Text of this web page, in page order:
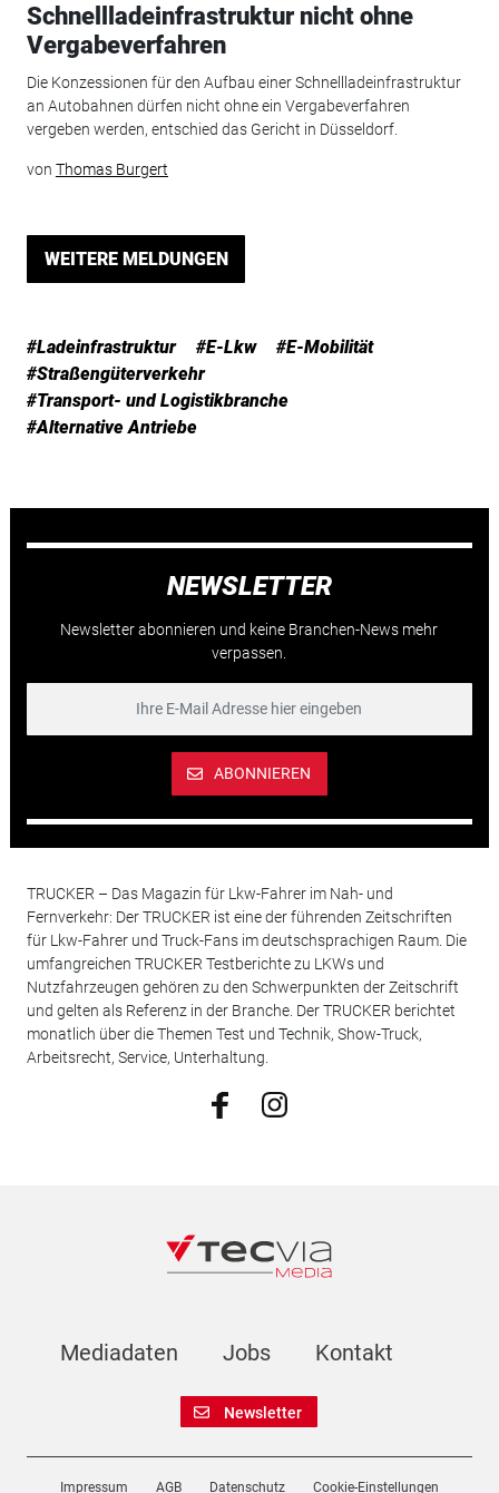
Schnellladeinfrastruktur nicht ohne
Vergabeverfahren
Die Konzessionen für den Aufbau einer Schnellladeinfrastruktur
an Autobahnen dürfen nicht ohne ein Vergabeverfahren
vergeben werden, entschied das Gericht in Düsseldorf.
von Thomas Burgert
WEITERE MELDUNGEN
#Ladeinfrastruktur #E-Lkw
#E-Mobilität
#Straßengüterverkehr
#Transport- und Logistikbranche
#Alternative Antriebe
NEWSLETTER
Newsletter abonnieren und keine Branchen-News mehr
verpassen.
ABONNIEREN
TRUCKER – Das Magazin für Lkw-Fahrer im Nah- und
Fernverkehr: Der TRUCKER ist eine der führenden Zeitschriften
für Lkw-Fahrer und Truck-Fans im deutschsprachigen Raum. Die
umfangreichen TRUCKER Testberichte zu LKWs und
Nutzfahrzeugen gehören zu den Schwerpunkten der Zeitschrift
und gelten als Referenz in der Branche. Der TRUCKER berichtet
monatlich über die Themen Test und Technik, Show-Truck,
Arbeitsrecht, Service, Unterhaltung.
Mediadaten Jobs Kontakt
Newsletter
Impressum AGB Datenschutz Cookie-Einstellungen